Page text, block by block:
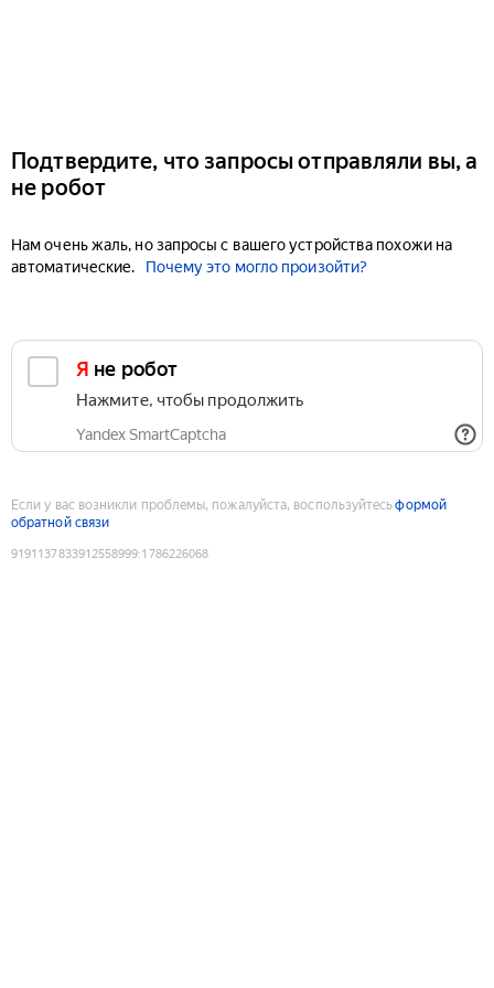
Подтвердите, что запросы отправляли вы, а
не робот
Нам очень жаль, но запросы с вашего устройства похожи на
автоматические.
Почему это могло произойти?
Я не робот
Нажмите, чтобы продолжить
Yandex SmartCaptcha
Если у вас возникли проблемы, пожалуйста, воспользуйтесьформой
обратной связи
9191137833912558999:1786226068